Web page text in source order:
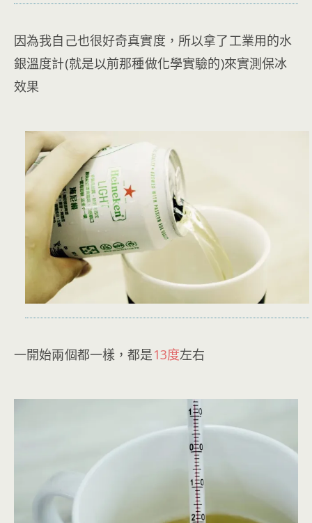
因為我自己也很好奇真實度，所以拿了工業用的水
銀溫度計(就是以前那種做化學實驗的)來實測保冰
效果
一開始兩個都一樣，都是13度左右